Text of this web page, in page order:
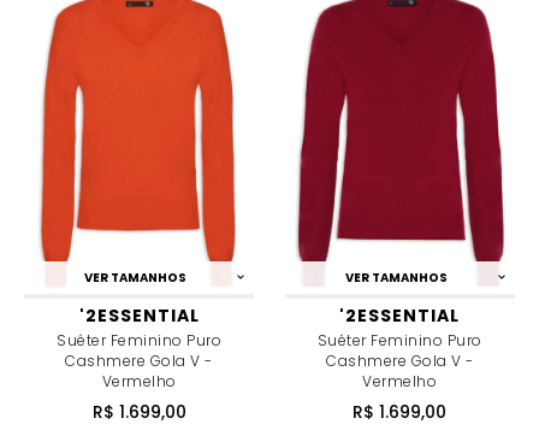
VER TAMANHOS
'2ESSENTIAL
Suéter Feminino Puro
Cashmere Gola V -
Vermelho
R$ 1.699,00
VER TAMANHOS
'2ESSENTIAL
Suéter Feminino Puro
Cashmere Gola V -
Vermelho
R$ 1.699,00